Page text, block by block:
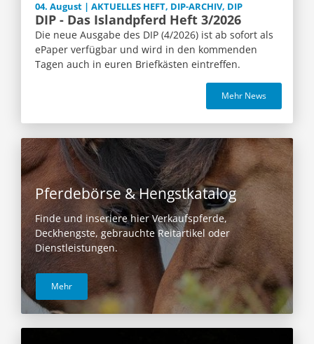
04. August | AKTUELLES HEFT, DIP-ARCHIV, DIP
DIP - Das Islandpferd Heft 3/2026
Die neue Ausgabe des DIP (4/2026) ist ab sofort als
ePaper verfügbar und wird in den kommenden
Tagen auch in euren Briefkästen eintreffen.
Mehr News
Pferdebörse & Hengstkatalog
Finde und inseriere hier Verkaufspferde,
Deckhengste, gebrauchte Reitartikel oder
Dienstleistungen.
Mehr